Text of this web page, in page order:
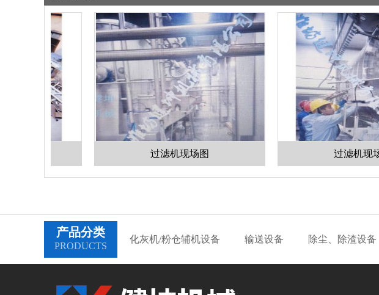
过滤机现场图 过滤机现场图
产品分类
PRODUCTS
化灰机/粉仓辅机设备 输送设备 除尘、除渣设备